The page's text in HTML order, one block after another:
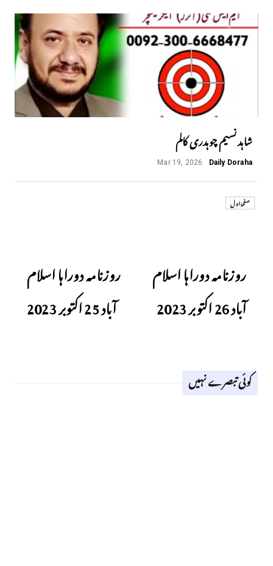
شاہد نسیم چوہدری کالم
Daily Doraha
Mar 19, 2026
صفحۂ اول
روزنامہ دوراہا اسلام
آباد 26 اکتوبر 2023
روزنامہ دوراہا اسلام
آباد 25 اکتوبر 2023
کوئی تبصرے نہیں